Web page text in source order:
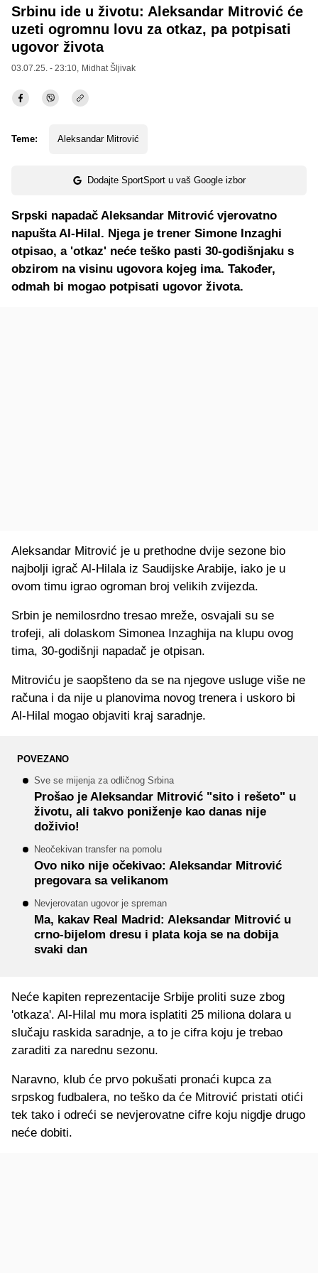
Srbinu ide u životu: Aleksandar Mitrović će
uzeti ogromnu lovu za otkaz, pa potpisati
ugovor života
03.07.25. - 23:10, Midhat Šljivak
Teme: Aleksandar Mitrović
Dodajte SportSport u vaš Google izbor
Srpski napadač Aleksandar Mitrović vjerovatno
napušta Al-Hilal. Njega je trener Simone Inzaghi
otpisao, a 'otkaz' neće teško pasti 30-godišnjaku s
obzirom na visinu ugovora kojeg ima. Također,
odmah bi mogao potpisati ugovor života.
Aleksandar Mitrović je u prethodne dvije sezone bio
najbolji igrač Al-Hilala iz Saudijske Arabije, iako je u
ovom timu igrao ogroman broj velikih zvijezda.
Srbin je nemilosrdno tresao mreže, osvajali su se
trofeji, ali dolaskom Simonea Inzaghija na klupu ovog
tima, 30-godišnji napadač je otpisan.
Mitroviću je saopšteno da se na njegove usluge više ne
računa i da nije u planovima novog trenera i uskoro bi
Al-Hilal mogao objaviti kraj saradnje.
POVEZANO
Sve se mijenja za odličnog Srbina
Prošao je Aleksandar Mitrović "sito i rešeto" u
životu, ali takvo poniženje kao danas nije
doživio!
Neočekivan transfer na pomolu
Ovo niko nije očekivao: Aleksandar Mitrović
pregovara sa velikanom
Nevjerovatan ugovor je spreman
Ma, kakav Real Madrid: Aleksandar Mitrović u
crno-bijelom dresu i plata koja se na dobija
svaki dan
Neće kapiten reprezentacije Srbije proliti suze zbog
'otkaza'. Al-Hilal mu mora isplatiti 25 miliona dolara u
slučaju raskida saradnje, a to je cifra koju je trebao
zaraditi za narednu sezonu.
Naravno, klub će prvo pokušati pronaći kupca za
srpskog fudbalera, no teško da će Mitrović pristati otići
tek tako i odreći se nevjerovatne cifre koju nigdje drugo
neće dobiti.